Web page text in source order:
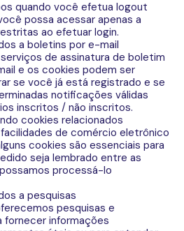
quando você efetua logout
possa acessar apenas a
ao efetuar login.
a boletins por e-mail
de assinatura de boletim
e os cookies podem ser
se você já está registrado e se
notificações válidas
inscritos / não inscritos.
cookies relacionados
de comércio eletrônico
cookies são essenciais para
seja lembrado entre as
processá-lo
a pesquisas
pesquisas e
fornecer informações